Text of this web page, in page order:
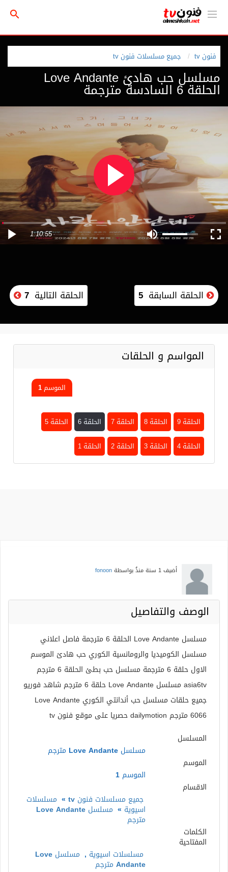
فنون tv جميع مسلسلات فنون tv
مسلسل حب هادئ Love Andante
الحلقة 6 السادسة مترجمة
1:10:55
الحلقة السابقة 5 الحلقة التالية 7
المواسم و الحلقات
الموسم 1
الحلقة 9 الحلقة 8 الحلقة 7 الحلقة 6
الحلقة 5
الحلقة 4
الحلقة 3 الحلقة 2 الحلقة 1
أضيف1 سنة منذُ بواسطةfonoon
الوصف والتفاصيل
مسلسل Love Andante الحلقة 6 مترجمة فاصل اعلاني
مسلسل الكوميديا والرومانسية الكوري حب هادئ الموسم
الاول حلقة 6 مترجمة مسلسل حب بطئ الحلقة 6 مترجم
asia6tv مسلسل Love Andante حلقة 6 مترجم شاهد فوريو
جميع حلقات مسلسل حب أندانتي الكوري Love Andante
6066 مترجم dailymotion حصريا على موقع فنون tv
المسلسل
مسلسل Love Andante مترجم
الموسم
الموسم 1
الاقسام
جميع مسلسلات فنون tv
» مسلسلات
اسيوية » مسلسل Love Andante
مترجم
الكلمات
المفتاحية
مسلسلات اسيوية , مسلسل Love
Andante مترجم